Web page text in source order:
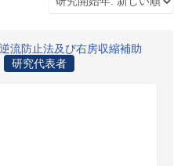
流防止法及び右房収縮補助
研究代表者